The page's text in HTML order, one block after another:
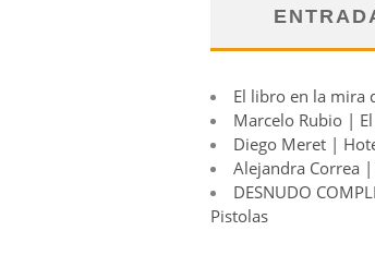
El libro en la mira
Marcelo Rubio |
Diego Meret |
Alejandra Correa
DESNUDO
Pistolas